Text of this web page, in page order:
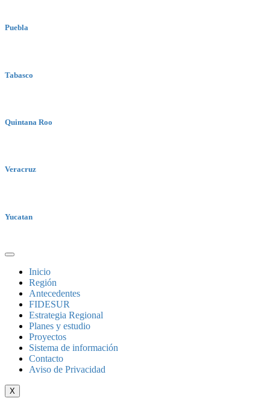
Puebla
Tabasco
Quintana Roo
Veracruz
Yucatan
Inicio
Región
Antecedentes
FIDESUR
Estrategia Regional
Planes y estudio
Proyectos
Sistema de información
Contacto
Aviso de Privacidad
X